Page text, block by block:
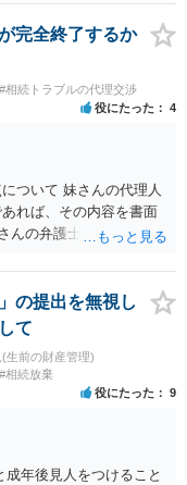
完全終了するか
#相続トラブルの代理交渉
役にたった 4
ついて 妹さんの代理人
れば、その内容を書面
んの弁護士に対して、連
書等の書面を作成して
かり確認する。納得でき
求める。 なお、相続に
旨を記載してもらいま
なります。 ③合意書等
する。 という流れで
て確認してもらうので
ことについて 代理人弁
とです。 問題ないと思
の提出を無視し
て
生前の財産管理)
#相続放棄
役にたった 9
年後見人をつけること